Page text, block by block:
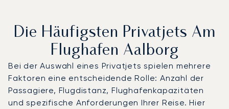
Die Häufigsten Privatjets Am
Flughafen Aalborg
Bei der Auswahl eines Privatjets spielen mehrere
Faktoren eine entscheidende Rolle: Anzahl der
Passagiere, Flugdistanz, Flughafenkapazitäten
und spezifische Anforderungen Ihrer Reise. Hier